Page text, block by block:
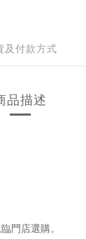
及付款方式
品描述
門店選購。